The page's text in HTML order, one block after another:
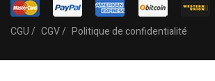
CGU / CGV / Politique de confidentialité